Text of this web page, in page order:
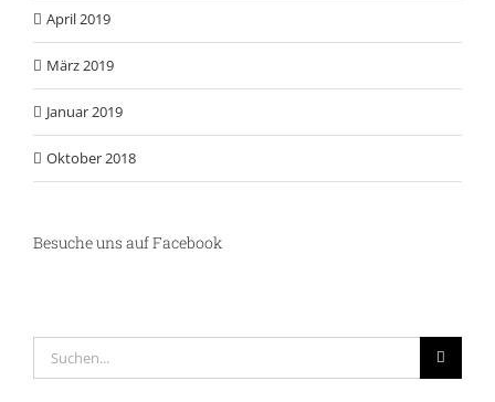
April 2019
März 2019
Januar 2019
Oktober 2018
Besuche uns auf Facebook
nach: